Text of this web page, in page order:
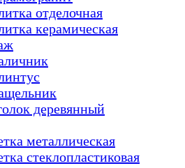
отделочная
керамическая
деревянный
металлическая
стеклопластиковая